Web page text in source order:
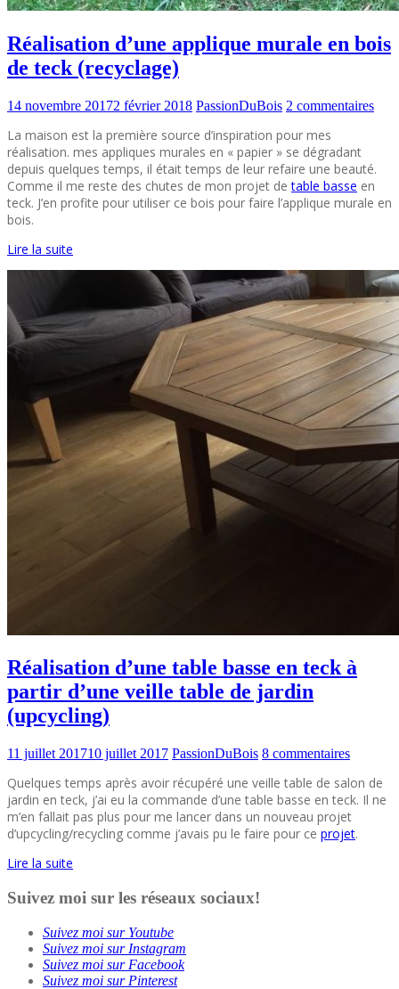
Réalisation d’une applique murale en bois
de teck (recyclage)
14 novembre 20172 février 2018 PassionDuBois 2 commentaires
La maison est la première source d’inspiration pour mes
réalisation. mes appliques murales en « papier » se dégradant
depuis quelques temps, il était temps de leur refaire une beauté.
Comme il me reste des chutes de mon projet detable basse en
teck. J’en profite pour utiliser ce bois pour faire l’applique murale en
bois.
Lire la suite
Réalisation d’une table basse en teck à
partir d’une veille table de jardin
(upcycling)
11 juillet 201710 juillet 2017 PassionDuBois 8 commentaires
Quelques temps après avoir récupéré une veille table de salon de
jardin en teck, j’ai eu la commande d’une table basse en teck. Il ne
m’en fallait pas plus pour me lancer dans un nouveau projet
d’upcycling/recycling comme j’avais pu le faire pour ce projet.
Lire la suite
Suivez moi sur les réseaux sociaux!
Suivez moi sur Youtube
Suivez moi sur Instagram
Suivez moi sur Facebook
Suivez moi sur Pinterest